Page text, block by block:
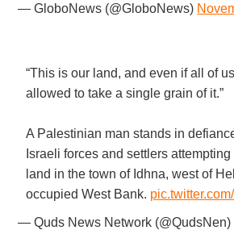
— GloboNews (@GloboNews)
“This is our land, and even if all of
allowed to take a single grain of it.”
A Palestinian man stands in
Israeli forces and settlers
land in the town of Idhna, west of
occupied West Bank.
— Quds News Network (@QudsNen)